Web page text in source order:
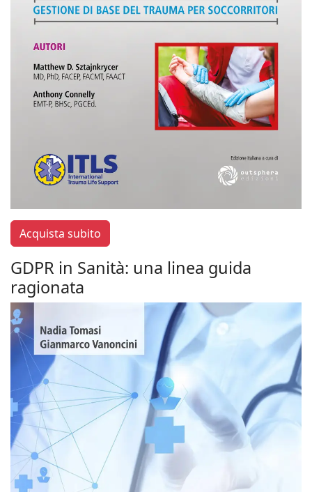
Acquista subito
GDPR in Sanità: una linea guida
ragionata